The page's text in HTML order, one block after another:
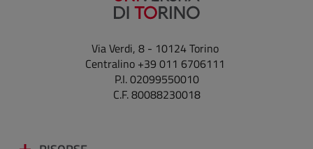
Via Verdi, 8 - 10124 Torino
Centralino +39 011 6706111
P.I. 02099550010
C.F. 80088230018